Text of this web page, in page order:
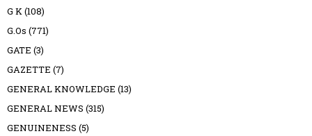
G K(108)
G.Os (771)
GATE (3)
GAZETTE (7)
GENERAL KNOWLEDGE (13)
GENERAL NEWS (315)
GENUINENESS (5)